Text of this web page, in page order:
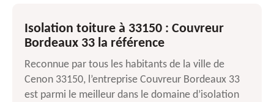
Isolation toiture à 33150 : Couvreur
Bordeaux 33 la référence
Reconnue par tous les habitants de la ville de
Cenon 33150, l’entreprise Couvreur Bordeaux 33
est parmi le meilleur dans le domaine d’isolation